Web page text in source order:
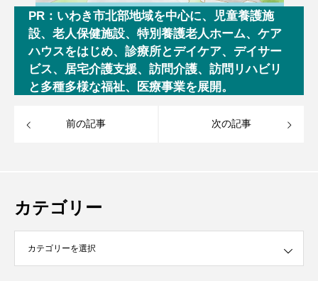
PR：いわき市北部地域を中心に、児童養護施
設、老人保健施設、特別養護老人ホーム、ケア
ハウスをはじめ、診療所とデイケア、デイサー
ビス、居宅介護支援、訪問介護、訪問リハビリ
と多種多様な福祉、医療事業を展開。
前の記事 次の記事
カテゴリー